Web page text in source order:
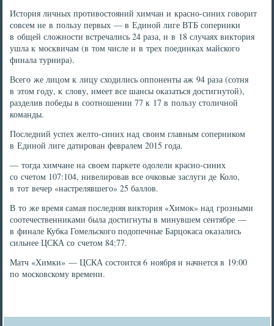
История личных противостояний химчан и красно-синих говорит
совсем не в пользу первых — в Единой лиге ВТБ соперники
в общей сложности встречались 24 раза, и в 18 случаях виктория
ушла к москвичам (в том числе и в трех поединках майского
финала турнира).
Всего же лицом к лицу сходились оппоненты аж 94 раза (сотня
в этом году, к слову, имеет все шансы оказаться достигнутой),
разделив победы в соотношении 77 к 17 в пользу столичной
команды.
Последний успех желто-синих над своим главным соперником
в Единой лиге датирован февралем 2015 года.
— тогда химчане на своем паркете одолели красно-синих
со счетом 107:104, нивелировав все очковые заслуги де Коло,
в тот вечер «настрелявшего» 25 баллов.
В то же время самая последняя виктория «Химок» над грозными
соотечественниками была достигнуты в минувшем сентябре —
в финале Кубка Гомельского подопечные Барцокаса оказались
сильнее ЦСКА со счетом 84:77.
Матч «Химки» — ЦСКА состоится 6 ноября и начнется в 19:00
по московскому времени.